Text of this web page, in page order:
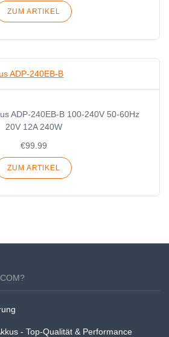
ZUM ARTIKEL
ADP-240EB-B 100-240V 50-60Hz
20V 12A 240W
€99.99
ZUM ARTIKEL
- Top-Qualität & Performance